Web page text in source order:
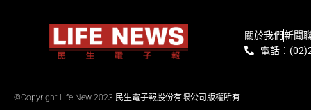
關於我們新聞
電話：
©Copyright Life New 2023 民生電子報股份有限公司版權所有